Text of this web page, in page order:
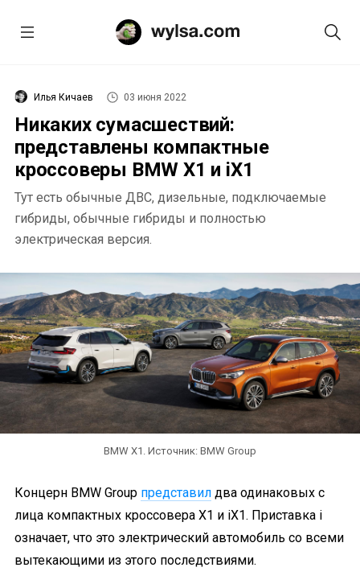
Илья Кичаев 03 июня 2022
Никаких сумасшествий:
представлены компактные
кроссоверы BMW X1 и iX1
Тут есть обычные ДВС, дизельные, подключаемые
гибриды, обычные гибриды и полностью
электрическая версия.
BMW X1. Источник: BMW Group
Концерн BMW Group представил два одинаковых с
лица компактных кроссовера X1 и iX1. Приставка i
означает, что это электрический автомобиль со всеми
вытекающими из этого последствиями.